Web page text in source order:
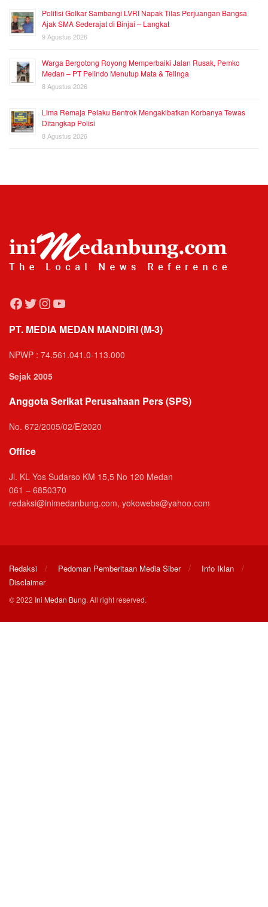
Politisi Golkar Sambangi LVRI Napak Tilas Perjuangan Bangsa
Ajak SMA Sederajat di Binjai – Langkat
9 Agustus 2026
Warga Bergotong Royong Memperbaiki Jalan Rusak, Pemko
Medan – PT Pelindo Menutup Mata & Telinga
8 Agustus 2026
Lima Remaja Pelaku Bentrok Mengakibatkan Korbanya Tewas
Ditangkap Polisi
8 Agustus 2026
Facebook
Twitter
Instagram
YouTube
PT. MEDIA MEDAN MANDIRI (M-3)
NPWP : 74.561.041.0-113.000
Sejak 2005
Anggota Serikat Perusahaan Pers (SPS)
No. 672/2005/02/E/2020
Office
Jl. KL Yos Sudarso KM 15,5 No 120 Medan
061 – 6850370
redaksi@inimedanbung.com, yokowebs@yahoo.com
Redaksi Pedoman Pemberitaan Media Siber
Info Iklan
Disclaimer
© 2022 Ini Medan Bung. All right reserved.